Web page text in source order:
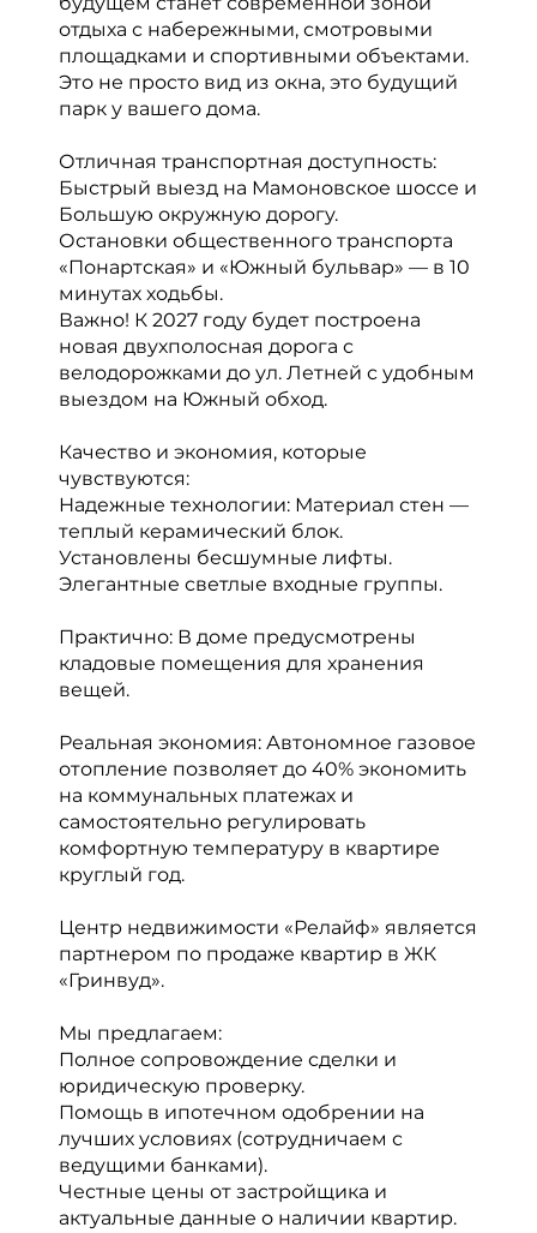
отдыха с набережными, смотровыми
площадками и спортивными объектами.
Это не просто вид из окна, это будущий
парк у вашего дома.
Отличная транспортная доступность:
Быстрый выезд на Мамоновское шоссе и
Большую окружную дорогу.
Остановки общественного транспорта
«Понартская» и «Южный бульвар» — в 10
минутах ходьбы.
Важно! К 2027 году будет построена
новая двухполосная дорога с
велодорожками до ул. Летней с удобным
выездом на Южный обход.
Качество и экономия, которые
чувствуются:
Надежные технологии: Материал стен —
теплый керамический блок.
Установлены бесшумные лифты.
Элегантные светлые входные группы.
Практично: В доме предусмотрены
кладовые помещения для хранения
вещей.
Реальная экономия: Автономное газовое
отопление позволяет до 40% экономить
на коммунальных платежах и
самостоятельно регулировать
комфортную температуру в квартире
круглый год.
Центр недвижимости «Релайф» является
партнером по продаже квартир в ЖК
«Гринвуд».
Мы предлагаем:
Полное сопровождение сделки и
юридическую проверку.
Помощь в ипотечном одобрении на
лучших условиях (сотрудничаем с
ведущими банками).
Честные цены от застройщика и
актуальные данные о наличии квартир.